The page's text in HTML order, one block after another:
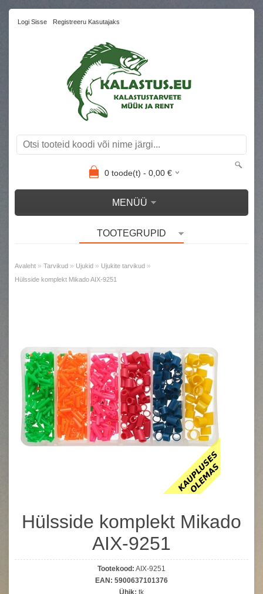
Logi Sisse Registreeru Kasutajaks
0toode(t) - 0,00€
MENÜÜ
TOOTEGRUPID
Avaleht » Tarvikud » Ujukid » Ujukite tarvikud »
Hülsside komplekt Mikado AIX-9251
Hülsside komplekt Mikado
AIX-9251
Tootekood: AIX-9251
EAN: 5900637101376
Ühik: tk